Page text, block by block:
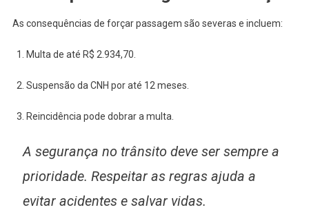
As consequências de forçar passagem são severas e incluem:
Multa de até R$ 2.934,70.
Suspensão da CNH por até 12 meses.
Reincidência pode dobrar a multa.
A segurança no trânsito deve ser sempre a
prioridade. Respeitar as regras ajuda a
evitar acidentes e salvar vidas.